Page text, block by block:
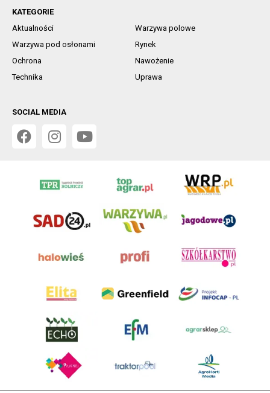
KATEGORIE
Aktualności
Warzywa polowe
Warzywa pod osłonami
Rynek
Ochrona
Nawożenie
Technika
Uprawa
SOCIAL MEDIA